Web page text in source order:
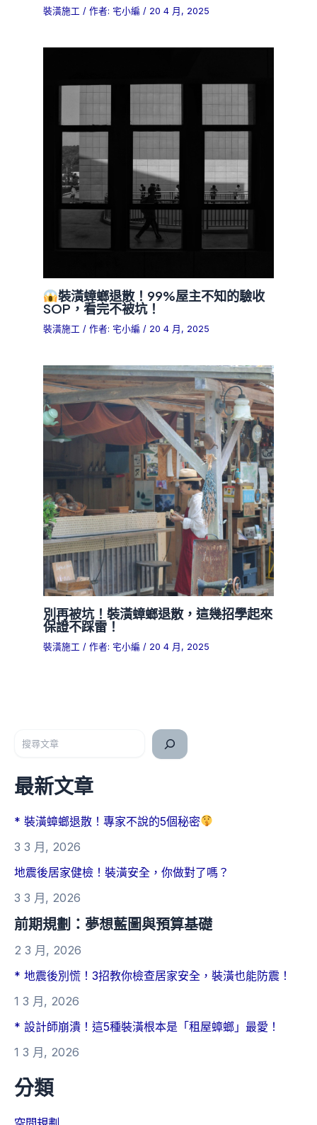
裝潢施工 / 作者: 宅小編/ 20 4 月, 2025
裝潢蟑螂退散！99%屋主不知的驗收
SOP，看完不被坑！
裝潢施工 / 作者: 宅小編/ 20 4 月, 2025
別再被坑！裝潢蟑螂退散，這幾招學起來
保證不踩雷！
裝潢施工 / 作者: 宅小編 / 20 4 月, 2025
最新文章
* 裝潢蟑螂退散！專家不說的5個秘密
3 3 月, 2026
地震後居家健檢！裝潢安全，你做對了嗎？
3 3 月, 2026
前期規劃：夢想藍圖與預算基礎
2 3 月, 2026
* 地震後別慌！3招教你檢查居家安全，裝潢也能防震！
1 3 月, 2026
* 設計師崩潰！這5種裝潢根本是「租屋蟑螂」最愛！
1 3 月, 2026
分類